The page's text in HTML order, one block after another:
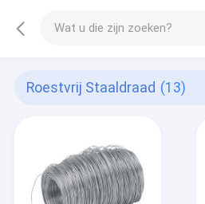
Roestvrij Staaldraad (13)